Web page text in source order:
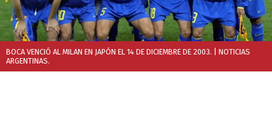
BOCA VENCIÓ AL MILAN EN JAPÓN EL 14 DE DICIEMBRE DE 2003. | NOTICIAS
ARGENTINAS.